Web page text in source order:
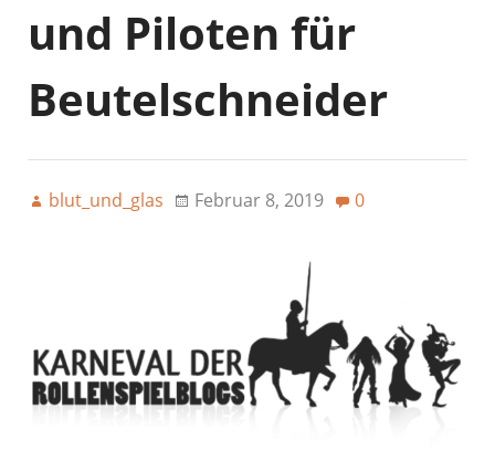
und Piloten für
Beutelschneider
blut_und_glas Februar 8, 2019 0